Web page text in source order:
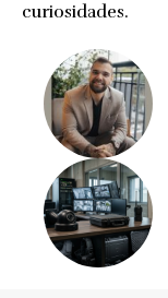
curiosidades.